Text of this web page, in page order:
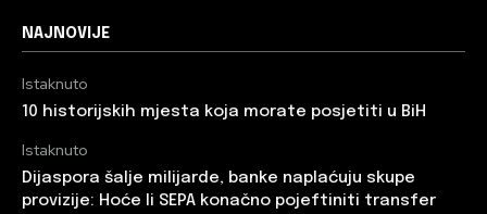
NAJNOVIJE
Istaknuto
10 historijskih mjesta koja morate posjetiti u BiH
Istaknuto
Dijaspora šalje milijarde, banke naplaćuju skupe
provizije: Hoće li SEPA konačno pojeftiniti transfer